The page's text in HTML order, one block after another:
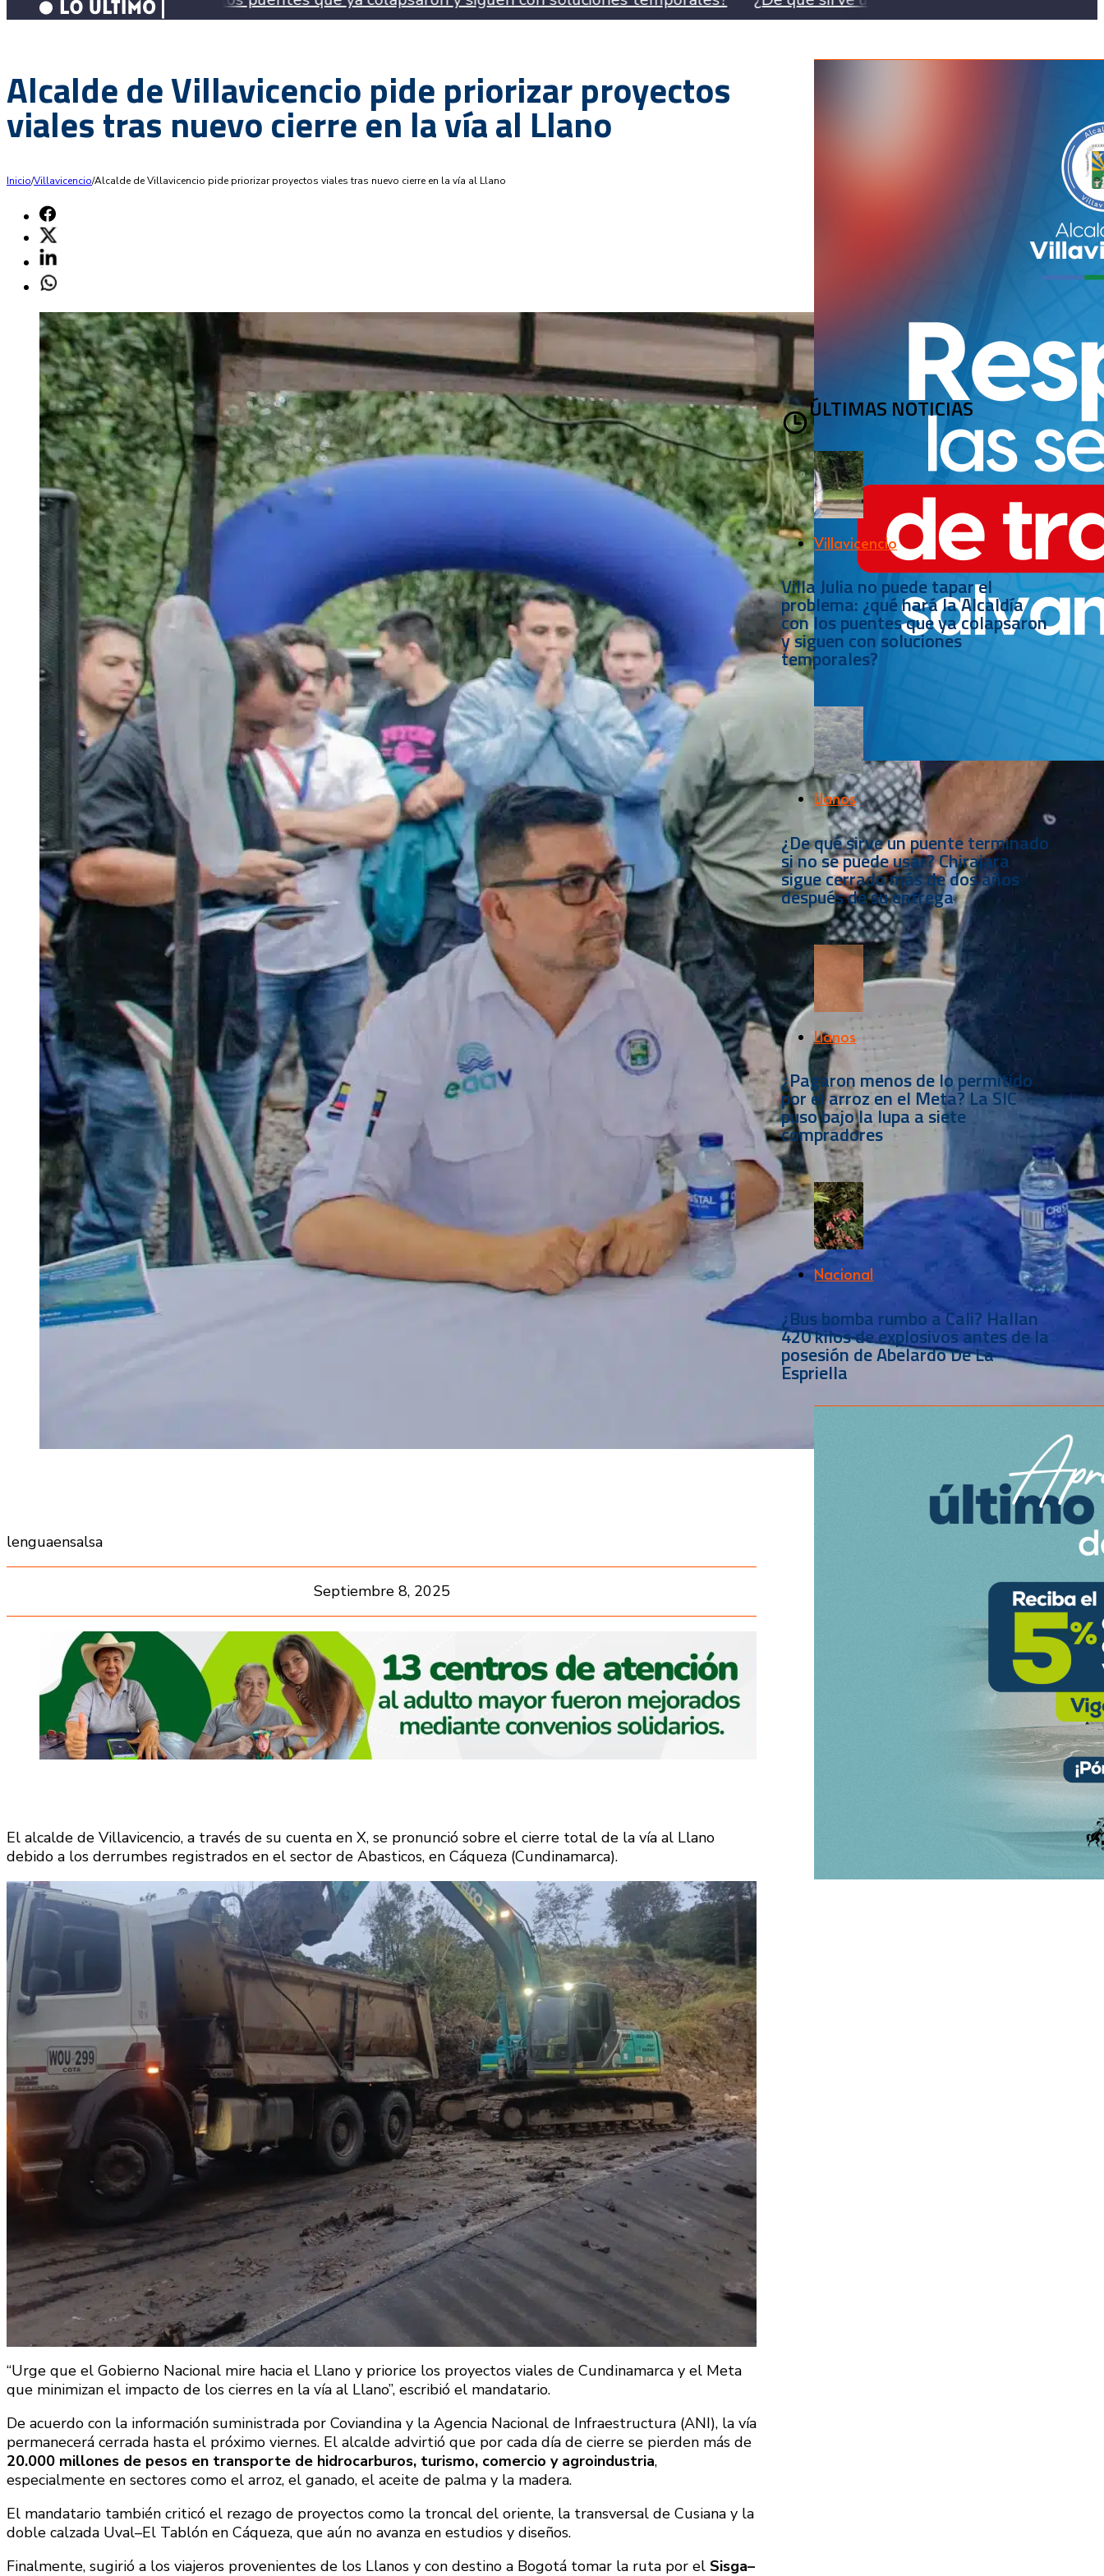
Alcalde de Villavicencio pide priorizar proyectos
viales tras nuevo cierre en la vía al Llano
Inicio/Villavicencio/Alcalde de Villavicencio pide priorizar proyectos viales tras nuevo cierre en la vía al Llano
lenguaensalsa
Septiembre 8, 2025
El alcalde de Villavicencio, a través de su cuenta en X, se pronunció sobre el cierre total de la vía al Llano
debido a los derrumbes registrados en el sector de Abasticos, en Cáqueza (Cundinamarca).
“Urge que el Gobierno Nacional mire hacia el Llano y priorice los proyectos viales de Cundinamarca y el Meta
que minimizan el impacto de los cierres en la vía al Llano”, escribió el mandatario.
De acuerdo con la información suministrada por Coviandina y la Agencia Nacional de Infraestructura (ANI), la vía
permanecerá cerrada hasta el próximo viernes. El alcalde advirtió que por cada día de cierre se pierden más de
20.000 millones de pesos en transporte de hidrocarburos, turismo, comercio y agroindustria,
especialmente en sectores como el arroz, el ganado, el aceite de palma y la madera.
El mandatario también criticó el rezago de proyectos como la troncal del oriente, la transversal de Cusiana y la
doble calzada Uval–El Tablón en Cáqueza, que aún no avanza en estudios y diseños.
Finalmente, sugirió a los viajeros provenientes de los Llanos y con destino a Bogotá tomar la ruta por el Sisga–
ÚLTIMAS NOTICIAS
Villavicencio
Villa Julia no puede tapar el
problema: ¿qué hará la Alcaldía
con los puentes que ya colapsaron
y siguen con soluciones
temporales?
Llanos
¿De qué sirve un puente terminado
si no se puede usar? Chirajara
sigue cerrado más de dos años
después de su entrega
Llanos
¿Pagaron menos de lo permitido
por el arroz en el Meta? La SIC
puso bajo la lupa a siete
compradores
Nacional
¿Bus bomba rumbo a Cali? Hallan
420 kilos de explosivos antes de la
posesión de Abelardo De La
Espriella